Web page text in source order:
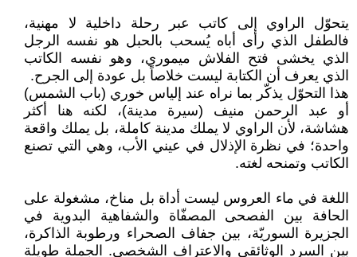
يتحوّل الراوي إلى كاتب عبر رحلة داخلية لا مهنية،
فالطفل الذي رأى أباه يُسحب بالحبل هو نفسه الرجل
الذي يخشى فتح الفلاش ميموري، وهو نفسه الكاتب
الذي يعرف أن الكتابة ليست خلاصاً بل عودة إلى الجرح.
هذا التحوّل يذكّر بما نراه عند إلياس خوري (باب الشمس)
أو عبد الرحمن منيف (سيرة مدينة)، لكنه هنا أكثر
هشاشة، لأن الراوي لا يملك مدينة كاملة، بل يملك واقعة
واحدة؛ في نظرة الإذلال في عيني الأب، وهي التي تصنع
الكاتب وتمنحه لغته.
اللغة في ماء العروس ليست أداة بل مناخ، مشغولة على
الحافة بين الفصحى المصفّاة والشفاهية البدوية في
الجزيرة السوريّة، بين جفاف الصحراء ورطوبة الذاكرة،
بين السرد الوثائقي والاعتراف الشخصي. الجملة طويلة